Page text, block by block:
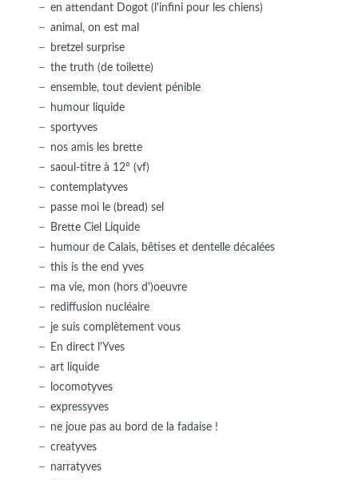
en attendant Dogot (l'infini pour les chiens)
animal, on est mal
bretzel surprise
the truth (de toilette)
ensemble, tout devient pénible
humour liquide
sportyves
nos amis les brette
saoul-titre à 12° (vf)
contemplatyves
passe moi le (bread) sel
Brette Ciel Liquide
humour de Calais, bêtises et dentelle décalées
this is the end yves
ma vie, mon (hors d')oeuvre
rediffusion nucléaire
je suis complètement vous
En direct l'Yves
art liquide
locomotyves
expressyves
ne joue pas au bord de la fadaise !
creatyves
narratyves